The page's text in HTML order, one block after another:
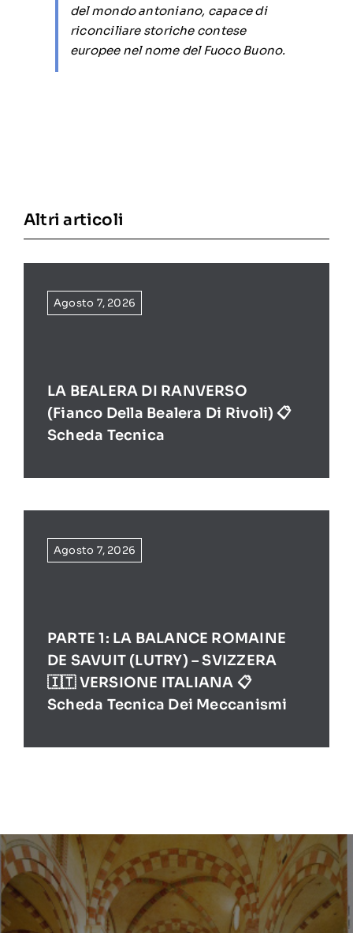
del mondo antoniano, capace di
riconciliare storiche contese
europee nel nome del Fuoco Buono.
Altri articoli
Agosto 7, 2026
LA BEALERA DI RANVERSO
(Fianco Della Bealera Di Rivoli) 📋
Scheda Tecnica
Agosto 7, 2026
PARTE 1: LA BALANCE ROMAINE
DE SAVUIT (LUTRY) – SVIZZERA
🇮🇹 VERSIONE ITALIANA 📋
Scheda Tecnica Dei Meccanismi